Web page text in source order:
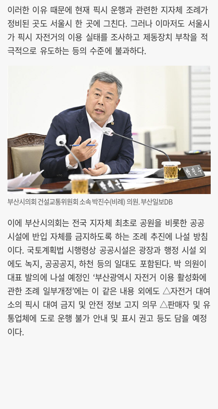
이러한 이유 때문에 현재 픽시 운행과 관련한 지자체 조례가
정비된 곳도 서울시 한 곳에 그친다. 그러나 이마저도 서울시
가 픽시 자전거의 이용 실태를 조사하고 제동장치 부착을 적
극적으로 유도하는 등의 수준에 불과하다.
부산시의회 건설교통위원회 소속 박진수(비례) 의원. 부산일보DB
이에 부산시의회는 전국 지자체 최초로 공원을 비롯한 공공
시설에 반입 자체를 금지하도록 하는 조례 추진에 나설 방침
이다. 국토계획법 시행령상 공공시설은 광장과 행정 시설 외
에도 녹지, 공공공지, 하천 등의 일대도 포함된다. 박 의원이
대표 발의에 나설 예정인 ‘부산광역시 자전거 이용 활성화에
관한 조례 일부개정’에는 이 같은 내용 외에도 △자전거 대여
소의 픽시 대여 금지 및 안전 정보 고지 의무 △판매자 및 유
통업체에 도로 운행 불가 안내 및 표시 권고 등도 담을 예정
이다.